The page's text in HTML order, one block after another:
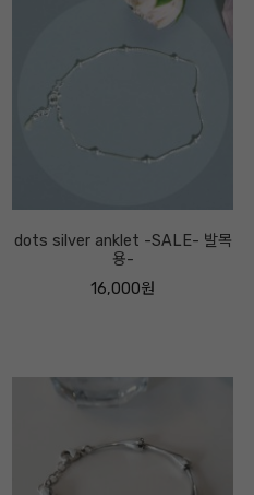
dots silver anklet -SALE- 발목
용-
16,000원